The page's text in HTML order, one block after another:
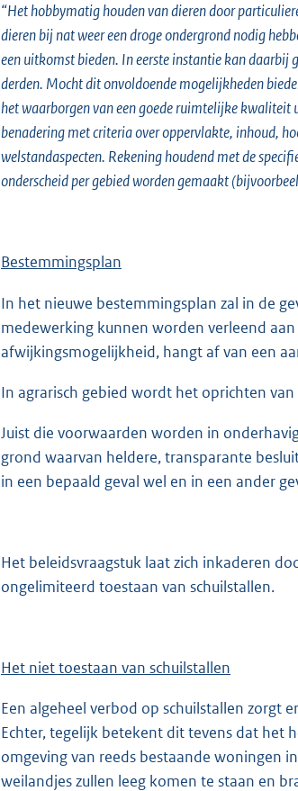
“Het hobbymatig houden van dieren door
dieren bij nat weer een droge ondergrond nodig
een uitkomst bieden. In eerste instantie kan
derden. Mocht dit onvoldoende mogelijkheden
het waarborgen van een goede ruimtelijke
benaderingmet criteria over oppervlakte, inhoud,
welstandaspecten. Rekening houdend met de
onderscheid per gebied worden gemaakt
Bestemmingsplan
In het nieuwe bestemmingsplan zal in de
medewerking kunnen worden verleend
afwijkingsmogelijkheid, hangt af van een
In agrarisch gebied wordt het oprichten
Juist die voorwaarden worden in
grond waarvan heldere, transparante
in een bepaald geval wel en in een ander
Het beleidsvraagstuk laat zich inkaderen
ongelimiteerd toestaan van schuilstallen.
Het niet toestaan van schuilstallen
Een algeheel verbod op schuilstallen
Echter, tegelijk betekent dit tevens dat het
omgeving van reeds bestaande woningen
weilandjes zullen leeg komen te staan en